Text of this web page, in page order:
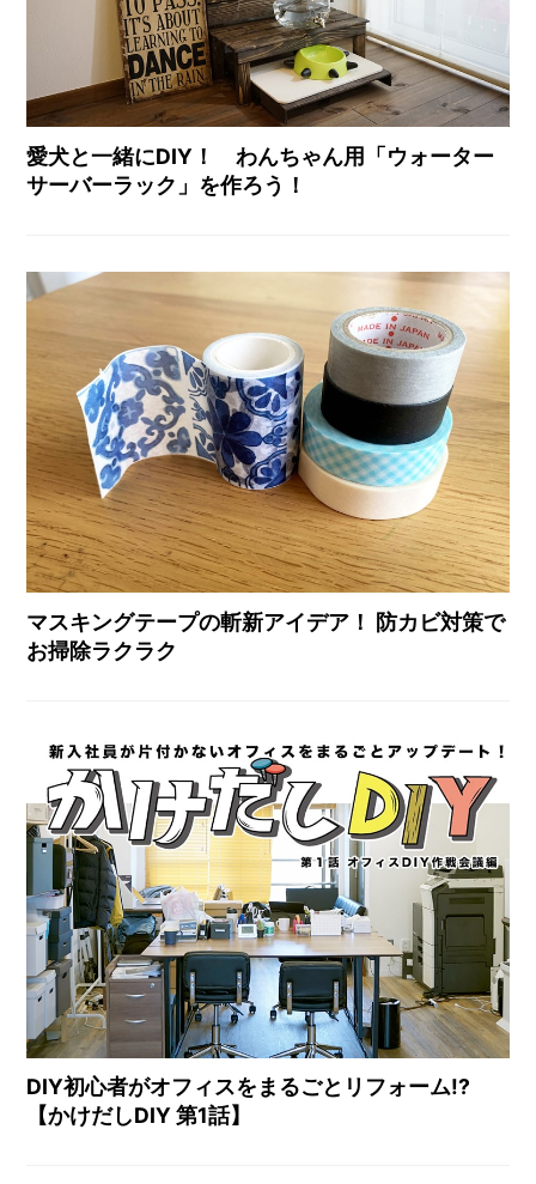
愛犬と一緒にDIY！ わんちゃん用「ウォーター
サーバーラック」を作ろう！
マスキングテープの斬新アイデア！ 防カビ対策で
お掃除ラクラク
DIY初心者がオフィスをまるごとリフォーム!?
【かけだしDIY 第1話】